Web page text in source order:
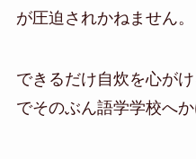
が圧迫されかねません。
できるだけ自炊を心が
でそのぶん語学学校へか